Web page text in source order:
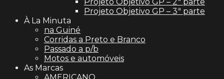
Projeto Objetivo GP – 3ª parte
À La Minuta
na Guiné
Corridas a Preto e Branco
Passado a p/b
Motos e automóveis
As Marcas